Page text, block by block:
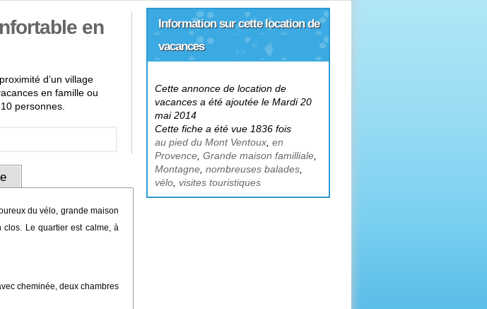
en
d’un village
en famille ou
personnes.
du vélo, grande maison
Le quartier est calme, à
cheminée, deux chambres
Information sur cette location de
vacances
Cette annonce de location de
vacances a été ajoutée le Mardi 20
mai 2014
Cette fiche a été vue 1836 fois
au pied du Mont Ventoux en
Provence Grande maison familliale
Montagne nombreuses balades
vélo visites touristiques